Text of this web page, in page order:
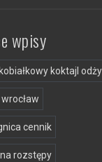
wpisy
koktajl
cennik
rozstępy